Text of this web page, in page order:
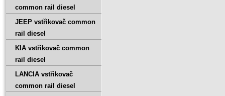
common rail diesel
JEEP vstřikovač common
rail diesel
KIA vstřikovač common
rail diesel
LANCIA vstřikovač
common rail diesel